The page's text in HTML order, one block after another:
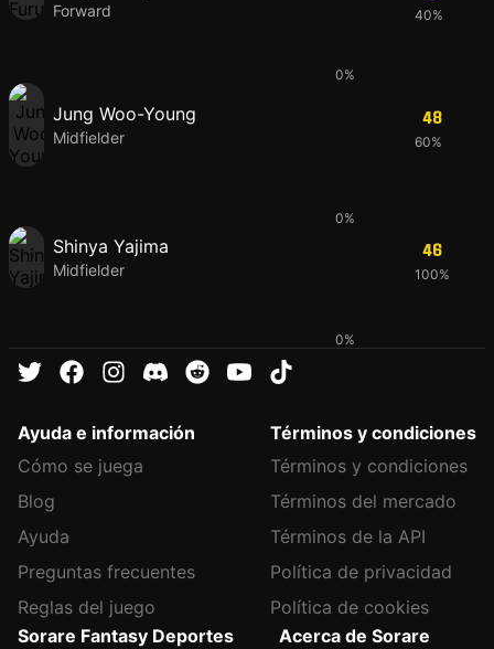
Forward 40%
0%
Jung Woo-Young
Midfielder
48
60%
0%
Shinya Yajima
Midfielder
46
100%
0%
Ayuda e información
Cómo se juega
Blog
Ayuda
Preguntas frecuentes
Reglas del juego
Términos y condiciones
Términos y condiciones
Términos del mercado
Términos de la API
Política de privacidad
Política de cookies
Sorare Fantasy Deportes
Acerca de Sorare